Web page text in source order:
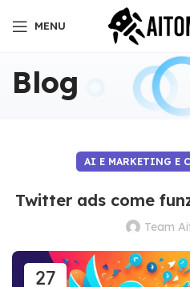
MENU
Blog
AI E MARKETING E
Twitter ads come
Team
27